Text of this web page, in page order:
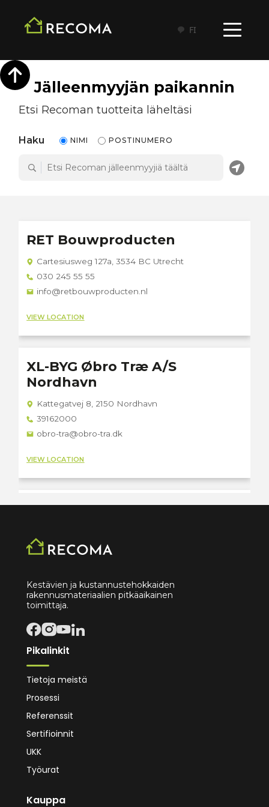
FI
Jälleenmyyjän paikannin
Etsi Recoman tuotteita läheltäsi
Haku NIMI POSTINUMERO
RET Bouwproducten
Cartesiusweg 127a, 3534 BC Utrecht
030 245 55 55
info@retbouwproducten.nl
VIEW LOCATION
XL-BYG Øbro Træ A/S
Nordhavn
Kattegatvej 8, 2150 Nordhavn
39162000
obro-tra@obro-tra.dk
VIEW LOCATION
XL-BYG Øbro Træ A/S
Randersgade 27, 2100 Köpenhamn
VIEW LOCATION
XL-BYG CF Alleröd
48135800
cfp@cfp.dk
VIEW LOCATION
XL-BYG Rødovre Trælast
A/S
Kestävien ja kustannustehokkaiden
rakennusmateriaalien pitkäaikainen
toimittaja.
Pikalinkit
Tietoja meistä
Prosessi
Referenssit
Sertifioinnit
UKK
Työurat
Kauppa